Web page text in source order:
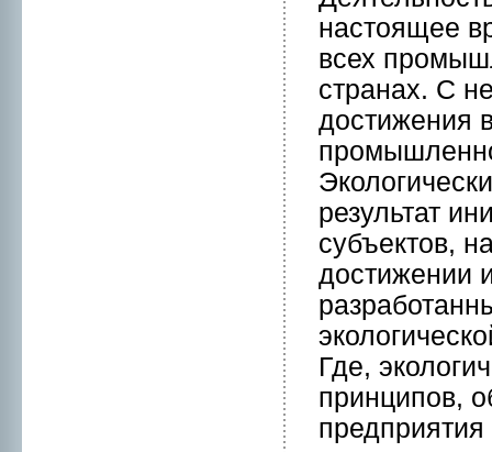
настоящее
всех
странах. С
достижения
результат
субъектов,
достижении
Где,
принципов,